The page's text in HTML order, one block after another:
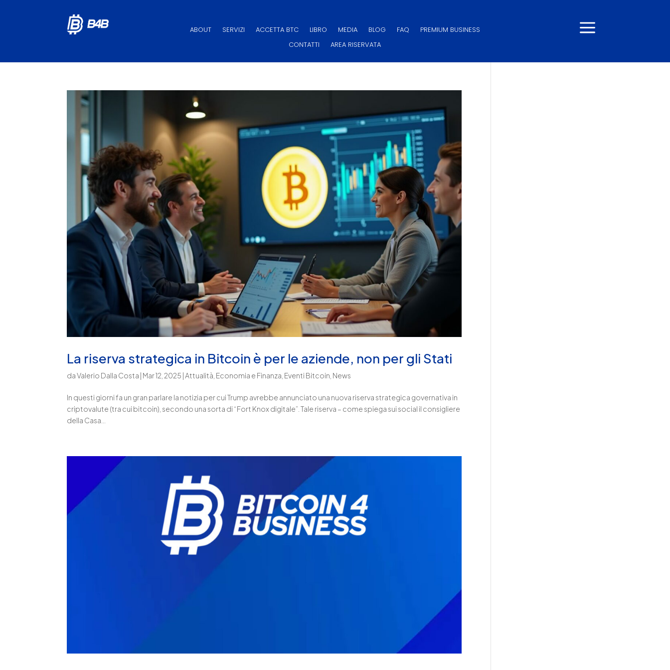
ABOUT SERVIZI ACCETTA BTC LIBRO MEDIA BLOG FAQ
PREMIUM BUSINESS
CONTATTI
AREA RISERVATA
La riserva strategica in Bitcoin è per le aziende, non per gli Stati
daValerio Dalla Costa | Mar 12, 2025 |Attualità Economia e Finanza Eventi Bitcoin News
In questi giorni fa un gran parlare la notizia per cui Trump avrebbe annunciato una nuova riserva strategica governativa in
criptovalute (tra cui bitcoin), secondo una sorta di “Fort Knox digitale”. Tale riserva – come spiega sui social il consigliere
della Casa...